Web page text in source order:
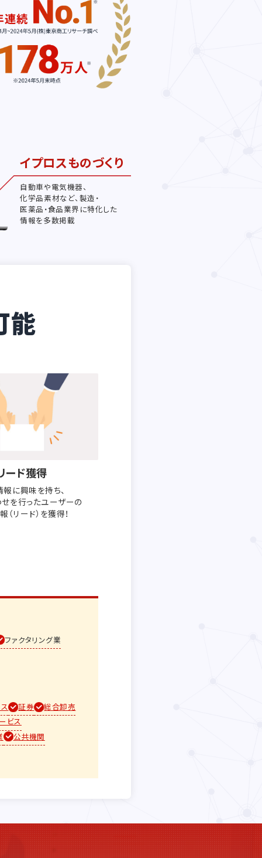
イプロスものづくり
自動車や電気機器、
化学品素材など、製造・
医薬品・食品業界に特化した
情報を多数掲載
能
ード獲得
に興味を持ち、
を行ったユーザーの
（リード）を獲得！
ファクタリング業
証券
総合卸売
ビス
公共機関